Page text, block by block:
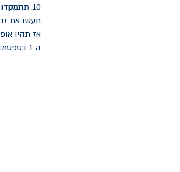
10.
תעשו את
אז תהיו
ה 1 בספטמבר הולך ומתקרב.